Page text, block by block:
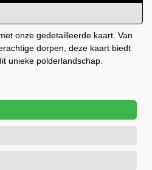
onze gedetailleerde kaart. Van
dorpen, deze kaart biedt
unieke polderlandschap.